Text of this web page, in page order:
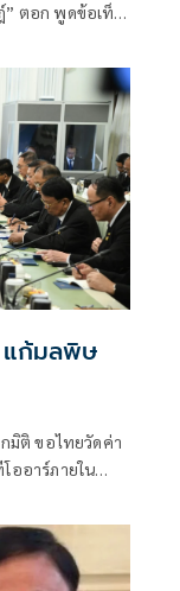
ตอก พูดข้อเท็จ
แก้มลพิษ
ออาร์ภายใน